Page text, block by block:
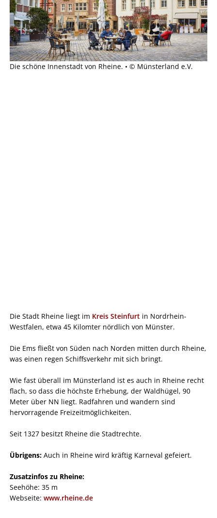
Die schöne Innenstadt von Rheine. • © Münsterland e.V.
Die Stadt Rheine liegt im Kreis Steinfurt in Nordrhein-
Westfalen, etwa 45 Kilomter nördlich von Münster.
Die Ems fließt von Süden nach Norden mitten durch Rheine,
was einen regen Schiffsverkehr mit sich bringt.
Wie fast überall im Münsterland ist es auch in Rheine recht
flach, so dass die höchste Erhebung, der Waldhügel, 90
Meter über NN liegt. Radfahren und wandern sind
hervorragende Freizeitmöglichkeiten.
Seit 1327 besitzt Rheine die Stadtrechte.
Übrigens: Auch in Rheine wird kräftig Karneval gefeiert.
Zusatzinfos zu Rheine:
Seehöhe: 35 m
Webseite: www.rheine.de